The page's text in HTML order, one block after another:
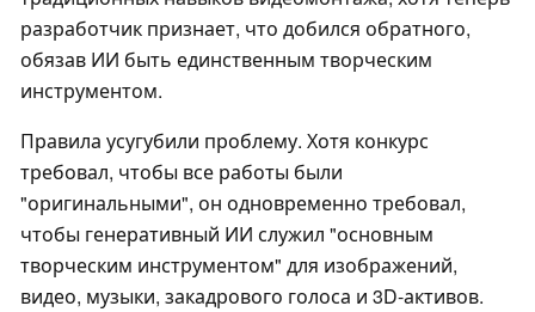
разработчик признает, что добился обратного,
обязав ИИ быть единственным творческим
инструментом.
Правила усугубили проблему. Хотя конкурс
требовал, чтобы все работы были
"оригинальными", он одновременно требовал,
чтобы генеративный ИИ служил "основным
творческим инструментом" для изображений,
видео, музыки, закадрового голоса и 3D-активов.